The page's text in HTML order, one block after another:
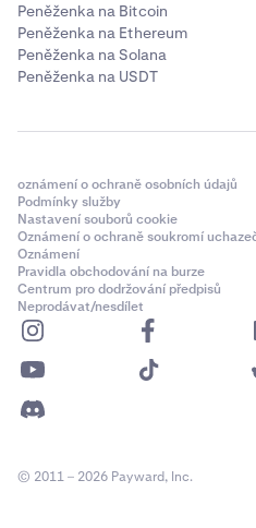
Peněženka na Bitcoin
Peněženka na Ethereum
Peněženka na Solana
Peněženka na USDT
oznámení o ochraně osobních údajů
Podmínky služby
Nastavení souborů cookie
Oznámení o ochraně soukromí
Oznámení
Pravidla obchodování na burze
Centrum pro dodržování předpisů
Neprodávat/nesdílet
© 2011 – 2026 Payward, Inc.